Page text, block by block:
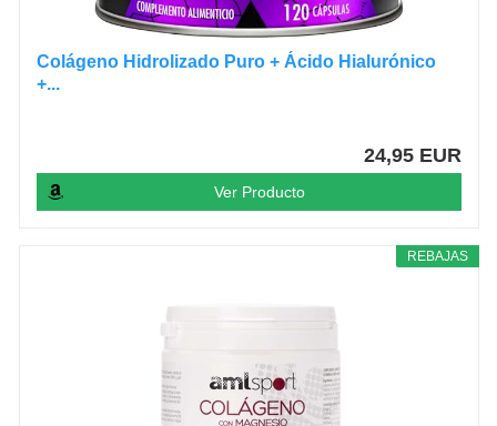
Colágeno Hidrolizado Puro + Ácido Hialurónico
+...
24,95 EUR
Ver Producto
REBAJAS